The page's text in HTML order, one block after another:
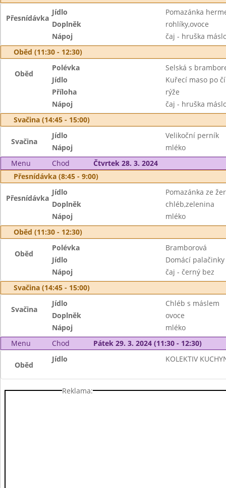
Přesnídávka
Jídlo
Pomazánka
Doplněk
rohlíky,ovoce
Nápoj
čaj - hruška
Oběd (11:30 - 12:30)
Oběd
Polévka
Selská s
Jídlo
Kuřecí maso po
Příloha
rýže
Nápoj
čaj - hruška
Svačina (14:45 - 15:00)
Svačina
Jídlo
Velikoční perník
Nápoj
mléko
Menu
Chod
Čtvrtek 28. 3. 2024
Přesnídávka (8:45 - 9:00)
Přesnídávka
Jídlo
Pomazánka ze
Doplněk
chléb,zelenina
Nápoj
mléko
Oběd (11:30 - 12:30)
Oběd
Polévka
Bramborová
Jídlo
Domácí
Nápoj
čaj - černý bez
Svačina (14:45 - 15:00)
Svačina
Jídlo
Chléb s máslem
Doplněk
ovoce
Nápoj
mléko
Menu
Chod Pátek 29. 3. 2024 (11:30 - 12:30)
Oběd
Jídlo KOLEKTIV
Reklama: